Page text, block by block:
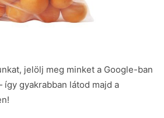
jelölj meg minket a Google-ban
gyakrabban látod majd a